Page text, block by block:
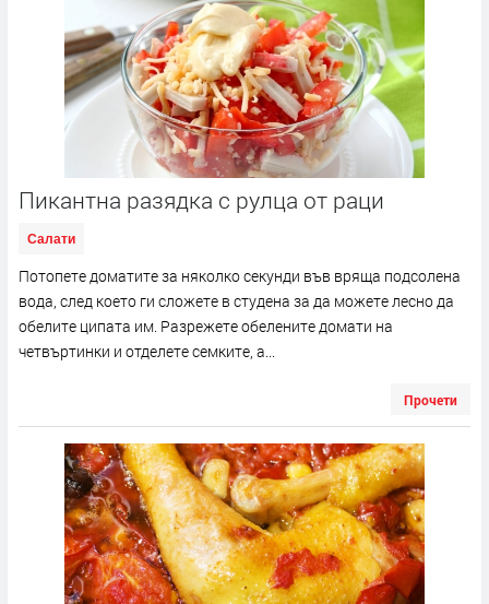
Пикантна разядка с рулца от раци
Салати
Потопете доматите за няколко секунди във вряща подсолена
вода, след което ги сложете в студена за да можете лесно да
обелите ципата им. Разрежете обелените домати на
четвъртинки и отделете семките, а...
Прочети